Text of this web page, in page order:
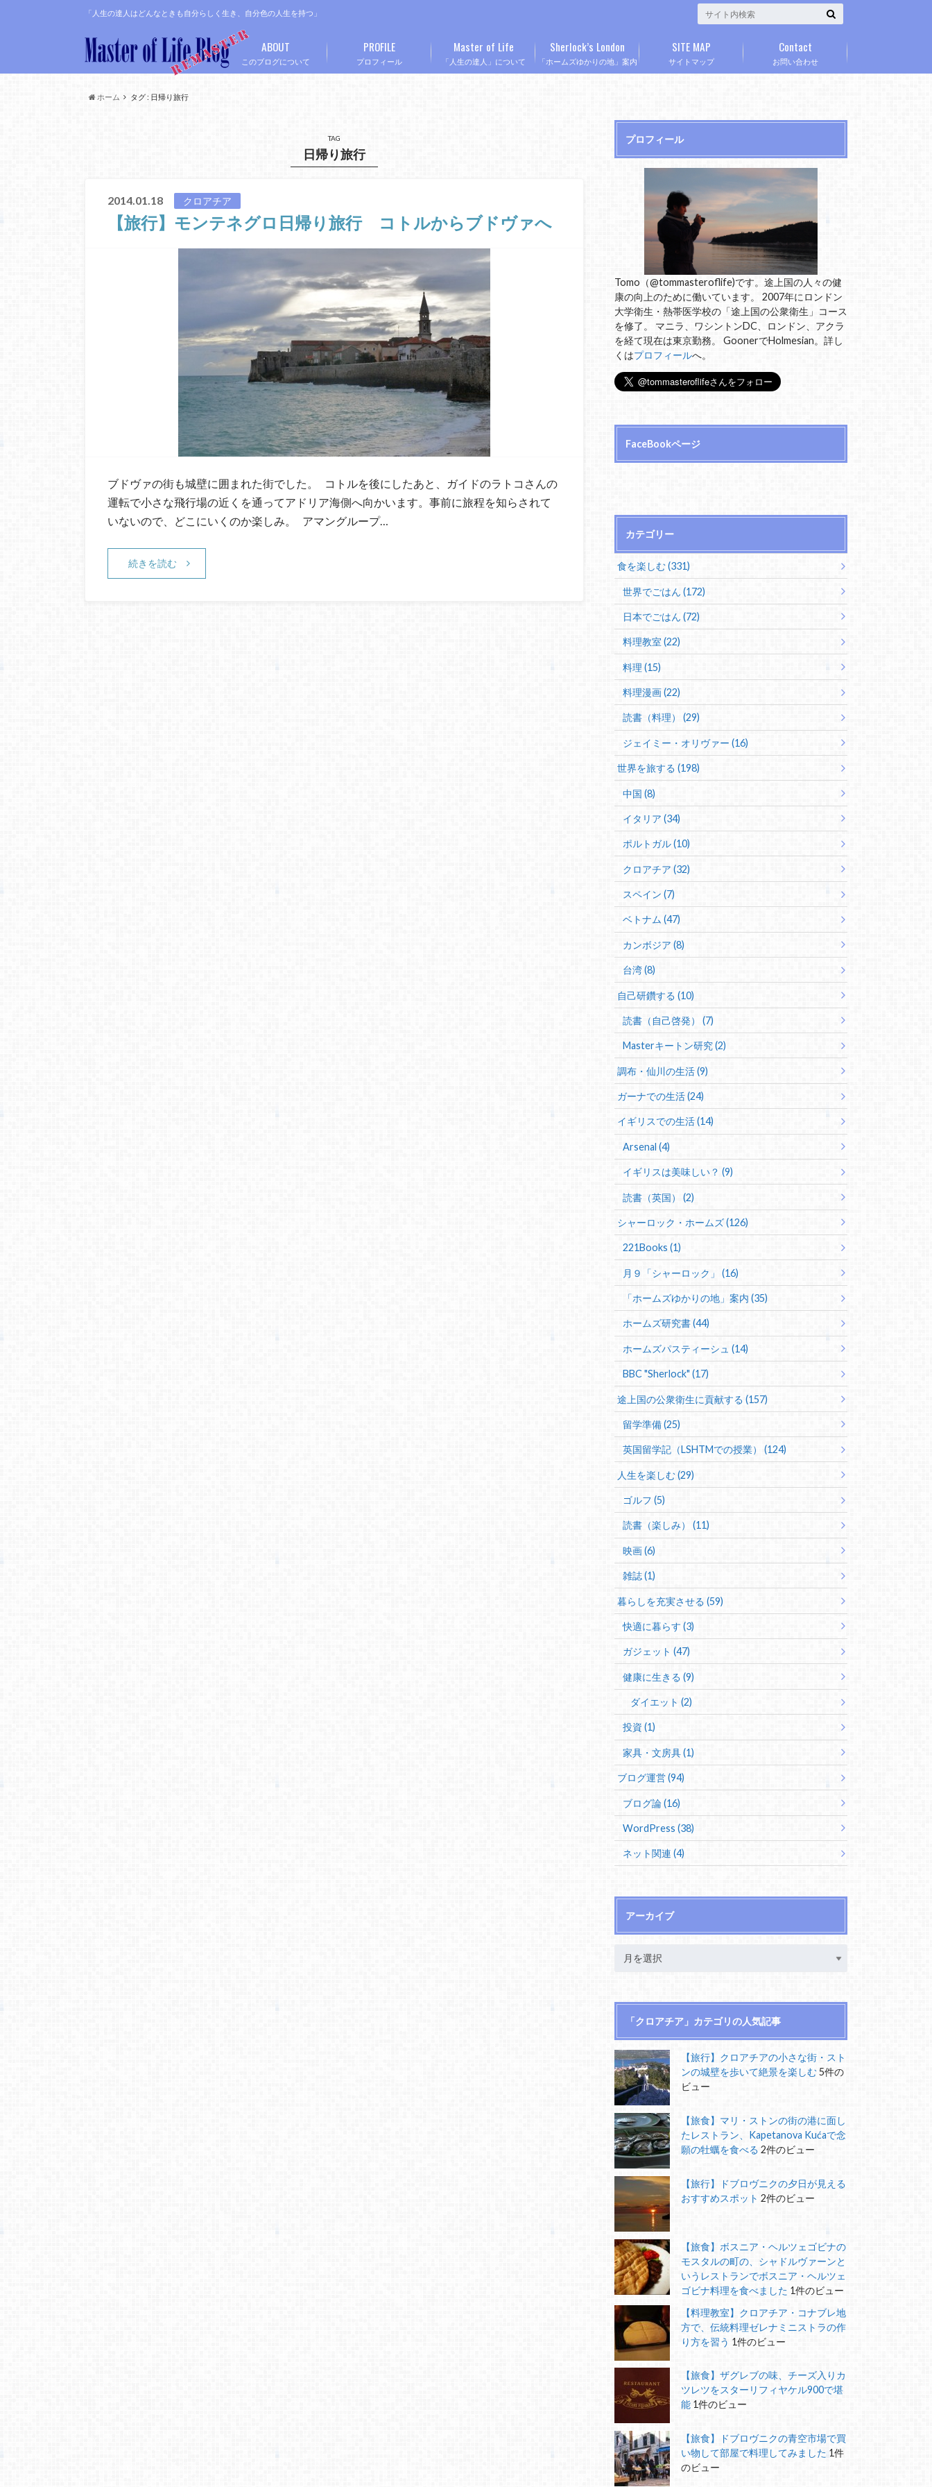
「人生の達人はどんなときも自分らしく生き、自分色の人生を持つ」
このブログについて
ABOUT
プロフィール
PROFILE
「人生の達人」について
Master of Life
「ホームズゆかりの地」案内
Sherlock’s London
サイトマップ
SITE MAP
お問い合わせ
Contact
ホーム タグ : 日帰り旅行
TAG
日帰り旅行
2014.01.18 クロアチア
【旅行】モンテネグロ日帰り旅行 コトルからブドヴァへ
ブドヴァの街も城壁に囲まれた街でした。 コトルを後にしたあと、ガイドのラトコさんの
運転で小さな飛行場の近くを通ってアドリア海側へ向かいます。事前に旅程を知らされて
いないので、どこにいくのか楽しみ。 アマングループ…
続きを読む
プロフィール
Tomo（@tommasteroflife)です。途上国の人々の健
康の向上のために働いています。 2007年にロンドン
大学衛生・熱帯医学校の「途上国の公衆衛生」コース
を修了。 マニラ、ワシントンDC、ロンドン、アクラ
を経て現在は東京勤務。 GoonerでHolmesian。詳し
くはプロフィールへ。
FaceBookページ
カテゴリー
食を楽しむ (331)
世界でごはん (172)
日本でごはん (72)
料理教室 (22)
料理 (15)
料理漫画 (22)
読書（料理） (29)
ジェイミー・オリヴァー (16)
世界を旅する (198)
中国 (8)
イタリア (34)
ポルトガル (10)
クロアチア (32)
スペイン (7)
ベトナム (47)
カンボジア (8)
台湾 (8)
自己研鑽する (10)
読書（自己啓発） (7)
Masterキートン研究 (2)
調布・仙川の生活 (9)
ガーナでの生活 (24)
イギリスでの生活 (14)
Arsenal (4)
イギリスは美味しい？ (9)
読書（英国） (2)
シャーロック・ホームズ (126)
221Books (1)
月９「シャーロック」 (16)
「ホームズゆかりの地」案内 (35)
ホームズ研究書 (44)
ホームズパスティーシュ (14)
BBC "Sherlock" (17)
途上国の公衆衛生に貢献する (157)
留学準備 (25)
英国留学記（LSHTMでの授業） (124)
人生を楽しむ (29)
ゴルフ (5)
読書（楽しみ） (11)
映画 (6)
雑誌 (1)
暮らしを充実させる (59)
快適に暮らす (3)
ガジェット (47)
健康に生きる (9)
ダイエット (2)
投資 (1)
家具・文房具 (1)
ブログ運営 (94)
ブログ論 (16)
WordPress (38)
ネット関連 (4)
アーカイブ
「クロアチア」カテゴリの人気記事
【旅行】クロアチアの小さな街・スト
ンの城壁を歩いて絶景を楽しむ5件の
ビュー
【旅食】マリ・ストンの街の港に面し
たレストラン、Kapetanova Kućaで念
願の牡蠣を食べる 2件のビュー
【旅行】ドブロヴニクの夕日が見える
おすすめスポット 2件のビュー
【旅食】ボスニア・ヘルツェゴビナの
モスタルの町の、シャドルヴァーンと
いうレストランでボスニア・ヘルツェ
ゴビナ料理を食べました 1件のビュー
【料理教室】クロアチア・コナブレ地
方で、伝統料理ゼレナミニストラの作
り方を習う 1件のビュー
【旅食】ザグレブの味、チーズ入りカ
ツレツをスターリフィヤケル900で堪
能 1件のビュー
【旅食】ドブロヴニクの青空市場で買
い物して部屋で料理してみました 1件
のビュー